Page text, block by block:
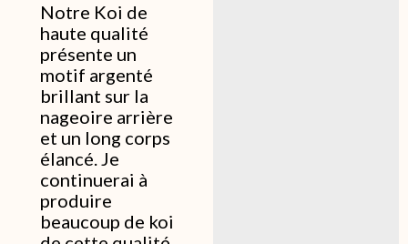
Notre Koi de
haute qualité
présente un
motif argenté
brillant sur la
nageoire arrière
et un long corps
élancé. Je
continuerai à
produire
beaucoup de koi